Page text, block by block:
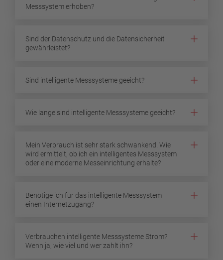
Messsystem erhoben?
Sind der Datenschutz und die Datensicherheit
gewährleistet?
Sind intelligente Messsysteme geeicht?
Wie lange sind intelligente Messsysteme geeicht?
Mein Verbrauch ist sehr stark schwankend. Wie
wird ermittelt, ob ich ein intelligentes Messsystem
oder eine moderne Messeinrichtung erhalte?
Benötige ich für das intelligente Messsystem
einen Internetzugang?
Verbrauchen intelligente Messsysteme Strom?
Wenn ja, wie viel und wer zahlt ihn?